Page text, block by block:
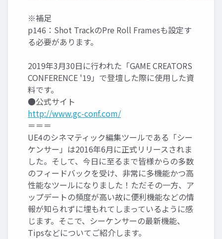
※補足
p146：Shot TrackのPre Roll Framesも設定す
る必要があります。
2019年3月30日に行われた「GAME CREATORS
CONFERENCE '19」で登壇した際に使用した資
料です。
●公式サイト
http://www.gc-conf.com/
＝＝＝
UE4のシネマティック編集ツールである「シー
ケンサー」は2016年6月に正式リリースされま
した。そして、今日に至るまで皆様からの多数
のフィードバックを受け、非常に多機能かつ高
性能なツールになりました！ただその一方、ア
ップデートの頻度が高い故に便利機能などの情
報が知られずに埋もれてしまっているように感
じます。そこで、シーケンサーの最新機能、
Tipsなどについてご紹介します。